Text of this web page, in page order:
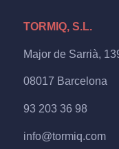
TORMIQ, S.L.
Major de Sarrià,
08017 Barcelona
93 203 36 98
info@tormiq.com